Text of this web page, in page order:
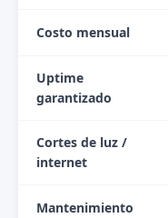
Costo mensual
Uptime
garantizado
Cortes de luz /
internet
Mantenimiento